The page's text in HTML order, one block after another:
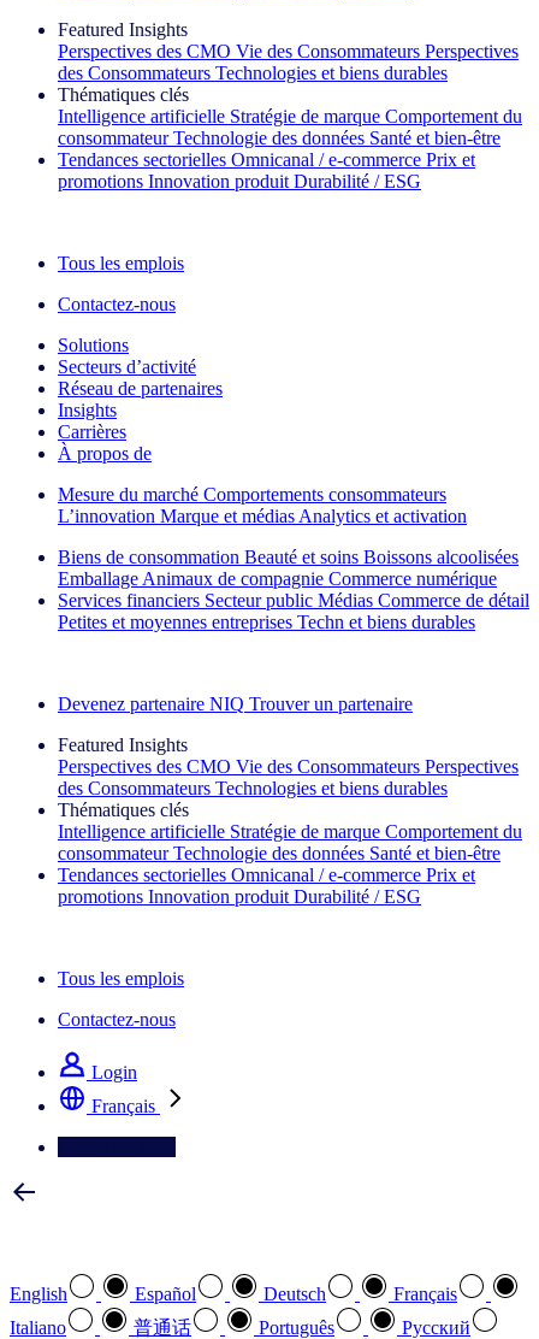
Featured Insights
Perspectives des CMO Vie des Consommateurs Perspectives
des Consommateurs Technologies et biens durables
Thématiques clés
Intelligence artificielle Stratégie de marque Comportement du
consommateur Technologie des données Santé et bien‑être
Tendances sectorielles Omnicanal / e‑commerce Prix et
promotions Innovation produit Durabilité / ESG
Tous les emplois
Contactez-nous
Solutions
Secteurs d’activité
Réseau de partenaires
Insights
Carrières
À propos de
Mesure du marché Comportements consommateurs
L’innovation Marque et médias Analytics et activation
Biens de consommation Beauté et soins Boissons alcoolisées
Emballage Animaux de compagnie Commerce numérique
Services financiers Secteur public Médias Commerce de détail
Petites et moyennes entreprises Techn et biens durables
Devenez partenaire NIQ Trouver un partenaire
Featured Insights
Perspectives des CMO Vie des Consommateurs Perspectives
des Consommateurs Technologies et biens durables
Thématiques clés
Intelligence artificielle Stratégie de marque Comportement du
consommateur Technologie des données Santé et bien‑être
Tendances sectorielles Omnicanal / e‑commerce Prix et
promotions Innovation produit Durabilité / ESG
Tous les emplois
Contactez-nous
Login
Français
English Español Deutsch
Français
Italiano
普通话 Português
Pусский